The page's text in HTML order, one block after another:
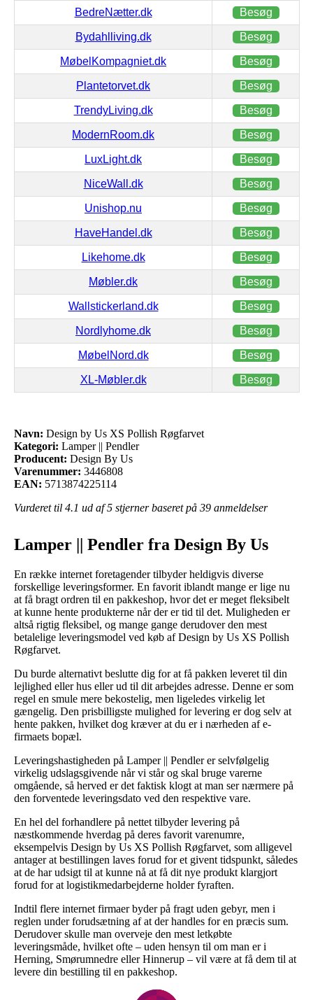
BedreNætter.dk Besøg
Bydahlliving.dk Besøg
MøbelKompagniet.dk Besøg
Plantetorvet.dk Besøg
TrendyLiving.dk Besøg
ModernRoom.dk Besøg
LuxLight.dk Besøg
NiceWall.dk Besøg
Unishop.nu Besøg
HaveHandel.dk Besøg
Likehome.dk Besøg
Møbler.dk Besøg
Wallstickerland.dk Besøg
Nordlyhome.dk Besøg
MøbelNord.dk Besøg
XL-Møbler.dk Besøg
Navn: Design by Us XS Pollish Røgfarvet
Kategori: Lamper || Pendler
Producent: Design By Us
Varenummer: 3446808
EAN: 5713874225114
Vurderet til 4.1 ud af 5 stjerner baseret på 39 anmeldelser
Lamper || Pendler fra Design By Us
En række internet foretagender tilbyder heldigvis diverse
forskellige leveringsformer. En favorit iblandt mange er lige nu
at få bragt ordren til en pakkeshop, hvor det er meget fleksibelt
at kunne hente produkterne når der er tid til det. Muligheden er
altså rigtig fleksibel, og mange gange derudover den mest
betalelige leveringsmodel ved køb af Design by Us XS Pollish
Røgfarvet.
Du burde alternativt beslutte dig for at få pakken leveret til din
lejlighed eller hus eller ud til dit arbejdes adresse. Denne er som
regel en smule mere bekostelig, men ligeledes virkelig let
gængelig. Den prisbilligste mulighed for levering er dog selv at
hente pakken, hvilket dog kræver at du er i nærheden af e-
firmaets bopæl.
Leveringshastigheden på Lamper || Pendler er selvfølgelig
virkelig udslagsgivende når vi står og skal bruge varerne
omgående, så herved er det faktisk klogt at man ser nærmere på
den forventede leveringsdato ved den respektive vare.
En hel del forhandlere på nettet tilbyder levering på
næstkommende hverdag på deres favorit varenumre,
eksempelvis Design by Us XS Pollish Røgfarvet, som alligevel
antager at bestillingen laves forud for et givent tidspunkt, således
at de har udsigt til at kunne nå at få dit nye produkt klargjort
forud for at logistikmedarbejderne holder fyraften.
Indtil flere internet firmaer byder på fragt uden gebyr, men i
reglen under forudsætning af at der handles for en præcis sum.
Derudover skulle man overveje den mest letkøbte
leveringsmåde, hvilket ofte – uden hensyn til om man er i
Herning, Smørumnedre eller Hinnerup – vil være at få dem til at
levere din bestilling til en pakkeshop.